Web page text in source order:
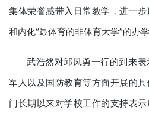
集体荣誉感带入日常教学，进一
和内化“最体育的非体育大学”的办学
武浩然对邱凤勇一行的到来
军人以及国防教育等方面开展的
门长期以来对学校工作的支持表